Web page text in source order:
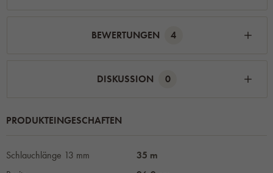
BEWERTUNGEN 4
DISKUSSION 0
PRODUKTEINGESCHAFTEN
Schlauchlänge 13 mm
35 m